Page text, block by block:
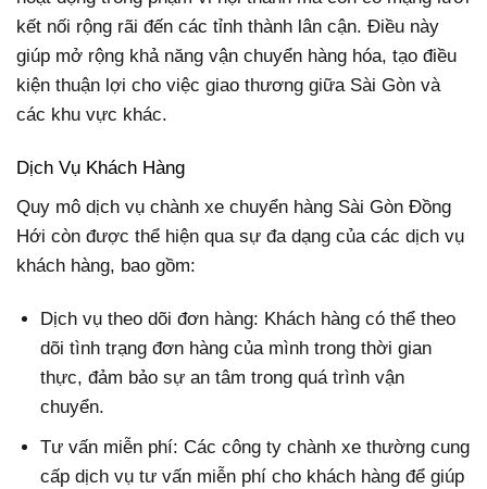
kết nối rộng rãi đến các tỉnh thành lân cận. Điều này
giúp mở rộng khả năng vận chuyển hàng hóa, tạo điều
kiện thuận lợi cho việc giao thương giữa Sài Gòn và
các khu vực khác.
Dịch Vụ Khách Hàng
Quy mô dịch vụ chành xe chuyển hàng Sài Gòn Đồng
Hới còn được thể hiện qua sự đa dạng của các dịch vụ
khách hàng, bao gồm:
Dịch vụ theo dõi đơn hàng: Khách hàng có thể theo
dõi tình trạng đơn hàng của mình trong thời gian
thực, đảm bảo sự an tâm trong quá trình vận
chuyển.
Tư vấn miễn phí: Các công ty chành xe thường cung
cấp dịch vụ tư vấn miễn phí cho khách hàng để giúp